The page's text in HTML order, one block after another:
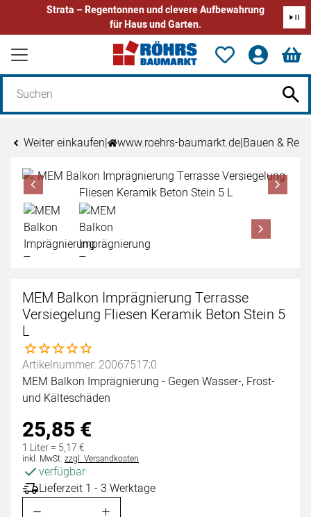
Strata – Regentonnen und clevere Aufbewahrung
für Haus und Garten.
Zum Hauptinhalt springen
Weiter einkaufen| www.roehrs-baumarkt.de|Bauen &
Produktgalerie
Zur Kaufbox springen
MEM Balkon Imprägnierung Terrasse
Versiegelung Fliesen Keramik Beton Stein 5
L
Noch keine Bewertungen abgegeben
Artikelnummer: 20067517;0
MEM Balkon Imprägnierung - Gegen Wasser-, Frost-
und Kälteschäden
25,85 €
1 Liter = 5,17€
Steuerhinweis:
inkl. MwSt. zzgl. Versandkosten
verfügbar
Lieferzeit 1 - 3 Werktage